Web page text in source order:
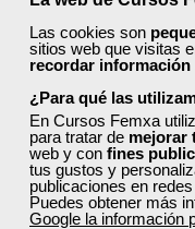
Las cookies son
sitios web que visitas
recordar
¿Para qué las
En Cursos Femxa
para tratar de mejorar
web y con fines
tus gustos y
publicaciones en
Puedes obtener más
Google la información
temario
¿Qué ofrece
finaliza su
¿Recibiré un
gratuito?